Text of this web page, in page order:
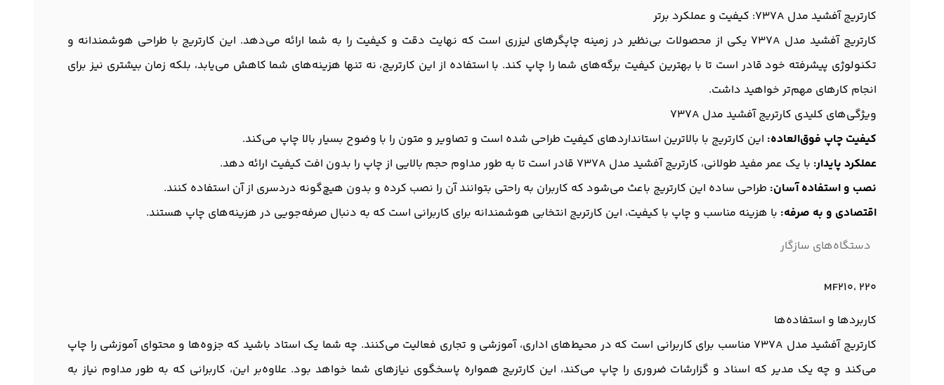
کارتریج آفشید مدل 737A: کیفیت و عملکرد برتر
کارتریج آفشید مدل 737A یکی از محصولات بی‌نظیر در زمینه چاپگرهای لیزری است که نهایت دقت و کیفیت را به شما ارائه می‌دهد. این کارتریج با طراحی هوشمندانه و
تکنولوژی پیشرفته خود قادر است تا با بهترین کیفیت برگه‌های شما را چاپ کند. با استفاده از این کارتریج، نه تنها هزینه‌های شما کاهش می‌یابد، بلکه زمان بیشتری نیز برای
انجام کارهای مهم‌تر خواهید داشت.
ویژگی‌های کلیدی کارتریج آفشید مدل 737A
کیفیت چاپ فوق‌العاده: این کارتریج با بالاترین استانداردهای کیفیت طراحی شده است و تصاویر و متون را با وضوح بسیار بالا چاپ می‌کند.
عملکرد پایدار: با یک عمر مفید طولانی، کارتریج آفشید مدل 737A قادر است تا به طور مداوم حجم بالایی از چاپ را بدون افت کیفیت ارائه دهد.
نصب و استفاده آسان: طراحی ساده این کارتریج باعث می‌شود که کاربران به راحتی بتوانند آن را نصب کرده و بدون هیچ‌گونه دردسری از آن استفاده کنند.
اقتصادی و به صرفه: با هزینه مناسب و چاپ با کیفیت، این کارتریج انتخابی هوشمندانه برای کاربرانی است که به دنبال صرفه‌جویی در هزینه‌های چاپ هستند.
دستگاه‌های سازگار
MF210، 220
کاربردها و استفاده‌ها
کارتریج آفشید مدل 737A مناسب برای کاربرانی است که در محیط‌های اداری، آموزشی و تجاری فعالیت می‌کنند. چه شما یک استاد باشید که جزوه‌ها و محتوای آموزشی را چاپ
می‌کند و چه یک مدیر که اسناد و گزارشات ضروری را چاپ می‌کند، این کارتریج همواره پاسخگوی نیازهای شما خواهد بود. علاوه‌بر این، کاربرانی که به طور مداوم نیاز به